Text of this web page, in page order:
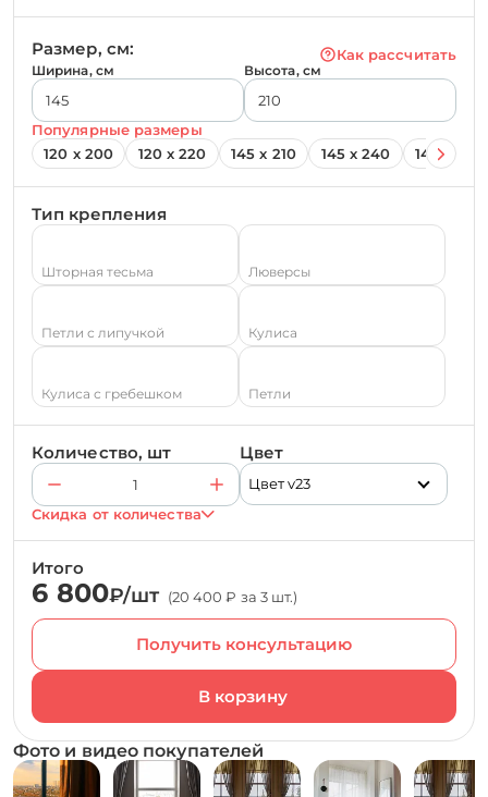
Размер, см: Как рассчитать
Ширина, см Высота, см
Популярные размеры
120 х 200
120 х 220 145 х 210 145 х 240 145 х 260
Тип крепления
Шторная тесьма Люверсы
Петли с липучкой Кулиса
Кулиса с гребешком Петли
Количество, шт Цвет
Цвет v23
Скидка от количества
Итого
6 800₽/шт (20 400 ₽ за 3 шт.)
Получить консультацию
Фото и видео покупателей